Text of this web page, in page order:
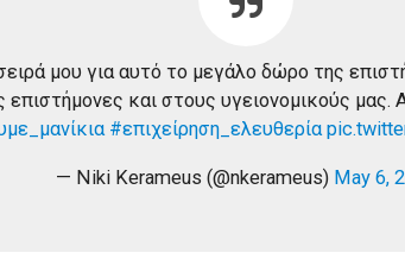
μου για αυτό το μεγάλο δώρο της
και στους υγειονομικούς μας.
#επιχείρηση_ελευθερία
— Niki Kerameus (@nkerameus) May 6,